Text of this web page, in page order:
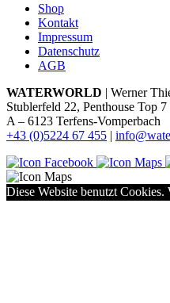
Shop
Kontakt
Impressum
Datenschutz
AGB
WATERWORLD | Werner
Stublerfeld 22, Penthouse Top
A – 6123 Terfens-Vomperbach
+43 (0)5224 67 455 |
Diese Website benutzt